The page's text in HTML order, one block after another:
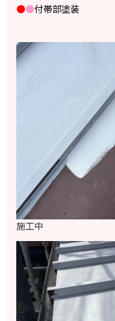
●●付帯部塗装
施工中